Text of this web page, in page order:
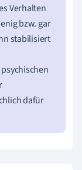
Verhalten
bzw. gar
stabilisiert
dafür